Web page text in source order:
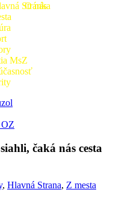
O nás
MsZ
OZ
čaká nás cesta
, Hlavná Strana, Z mesta